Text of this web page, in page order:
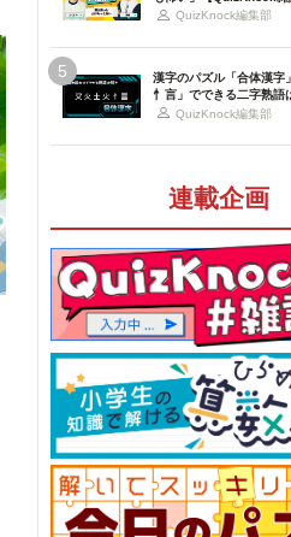
QuizKnock編集部
5
漢字のパズル「合体漢字
忄言」でできる二字熟語
QuizKnock編集部
連載企画